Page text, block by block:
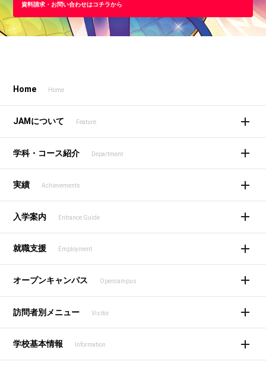
資料請求・お問い合わせはコチラから
Home Home
JAMについて Feature
学科・コース紹介 Department
実績 Achievements
入学案内 Entrance Guide
就職支援 Employment
オープンキャンパス Opencampus
訪問者別メニュー Visitor
学校基本情報 Information